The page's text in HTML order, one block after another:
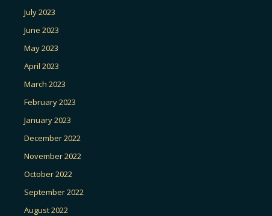
July 2023
June 2023
May 2023
April 2023
March 2023
February 2023
January 2023
December 2022
November 2022
October 2022
September 2022
August 2022